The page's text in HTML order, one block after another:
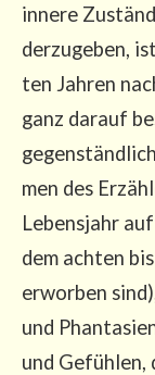
inne­re
der­zu­ge­ben,
ten Jah­ren
ganz dar­auf
men des
Lebens­jahr
dem ach­ten
erwor­ben
und
und Gefüh­len,